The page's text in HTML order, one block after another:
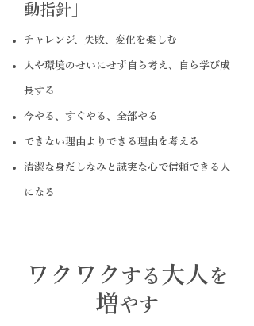
動指針」
チャレンジ、失敗、変化を楽しむ
人や環境のせいにせず自ら考え、自ら学び成
長する
今やる、すぐやる、全部やる
できない理由よりできる理由を考える
清潔な身だしなみと誠実な心で信頼できる人
になる
ワクワク する 大人 を
増やす